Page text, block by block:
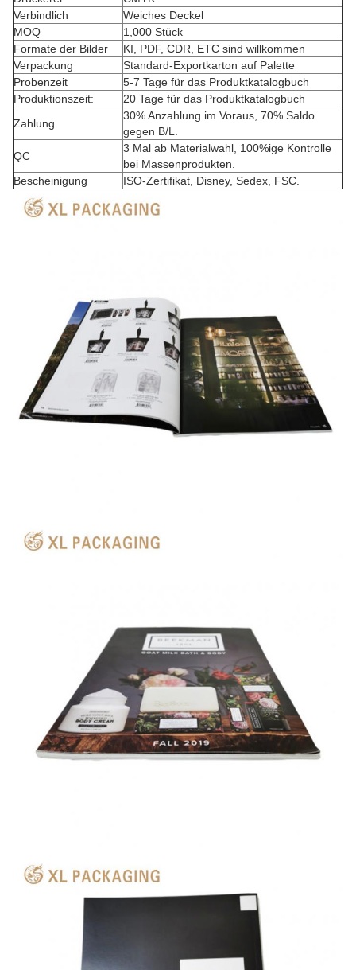
Verbindlich
Weiches Deckel
MOQ
1,000 Stück
Formate der Bilder
KI, PDF, CDR, ETC sind willkommen
Verpackung
Standard-Exportkarton auf Palette
Probenzeit
5-7 Tage für das Produktkatalogbuch
Produktionszeit:
20 Tage für das Produktkatalogbuch
Zahlung
30% Anzahlung im Voraus, 70% Saldo
gegen B/L.
QC
3 Mal ab Materialwahl, 100%ige Kontrolle
bei Massenprodukten.
Bescheinigung
ISO-Zertifikat, Disney, Sedex, FSC.